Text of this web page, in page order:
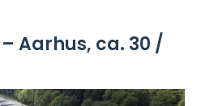
Aarhus, ca. 30 /